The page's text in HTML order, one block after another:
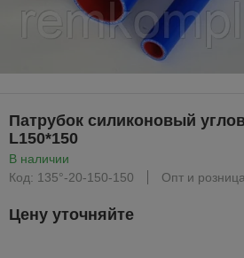
Патрубок силиконовый
L150*150
В наличии
Код: 135°-20-150-150
Опт и розница
Цену уточняйте